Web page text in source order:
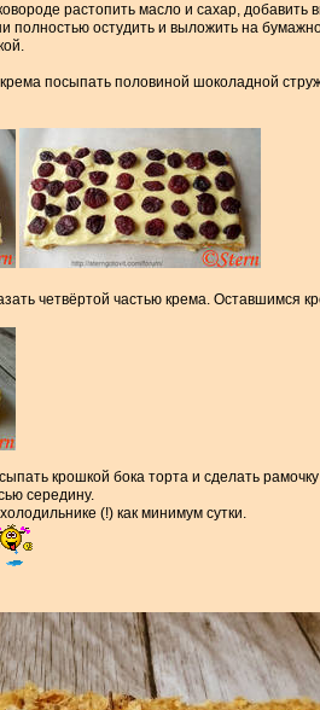
растопить масло и сахар,
полностью остудить и выложить на
посыпать половиной шоколадной
четвёртой частью крема. Оставшимся
крошкой бока торта и сделать
середину.
(!) как минимум сутки.